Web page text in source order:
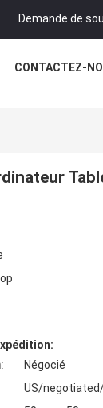
Demande de
CONTACTEZ-
Négocié
US/